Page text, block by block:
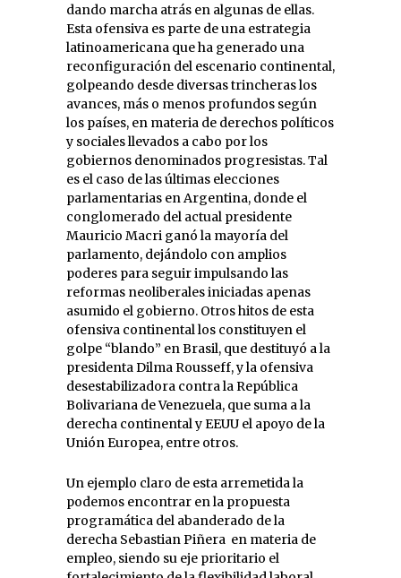
dando marcha atrás en algunas de ellas.
Esta ofensiva es parte de una estrategia
latinoamericana que ha generado una
reconfiguración del escenario continental,
golpeando desde diversas trincheras los
avances, más o menos profundos según
los países, en materia de derechos políticos
y sociales llevados a cabo por los
gobiernos denominados progresistas. Tal
es el caso de las últimas elecciones
parlamentarias en Argentina, donde el
conglomerado del actual presidente
Mauricio Macri ganó la mayoría del
parlamento, dejándolo con amplios
poderes para seguir impulsando las
reformas neoliberales iniciadas apenas
asumido el gobierno. Otros hitos de esta
ofensiva continental los constituyen el
golpe “blando” en Brasil, que destituyó a la
presidenta Dilma Rousseff, y la ofensiva
desestabilizadora contra la República
Bolivariana de Venezuela, que suma a la
derecha continental y EEUU el apoyo de la
Unión Europea, entre otros.
Un ejemplo claro de esta arremetida la
podemos encontrar en la propuesta
programática del abanderado de la
derecha Sebastian Piñera en materia de
empleo, siendo su eje prioritario el